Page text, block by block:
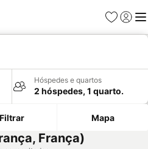
Favoritos
Iniciar
Hóspedes e quartos
2 hóspedes, 1 quarto.
Filtrar Mapa
França)